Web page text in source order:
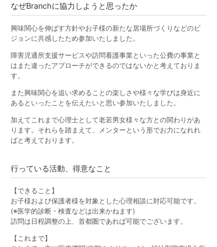
なぜBranchに協力しようと思ったか
興味関心を伸ばす方針やお子様の新たな居場所づくりなどのビ
ジョンに共感したため参加いたしました。
障害児通所支援サービスや訪問看護事業といった公費の事業と
はまた違ったアプローチができるのではないかと考えておりま
す。
また興味関心を追い求めることの楽しさや様々な学びは身近に
あるといったことを伝えたいと思い参加いたしました。
加えてこれまで心理士として老若男女様々な方との関わりがあ
ります。それらを踏まえて、メンターという形でお力になれれ
ばと考えております。
行っている活動、得意なこと
【できること】
お子様および保護者様を対象とした心理相談に対応可能です。
(※医学的診断・検査などは出来かねます)
訪問は日程調整の上、首都圏であれば可能でございます。
【これまで】